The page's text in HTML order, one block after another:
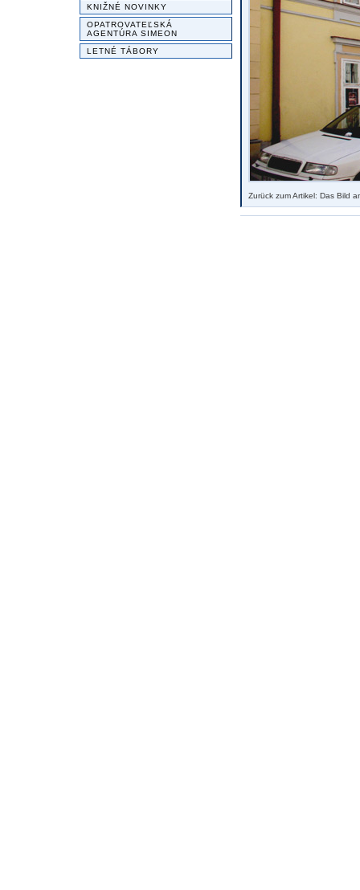
KNIŽNÉ NOVINKY
OPATROVATEĽSKÁ
AGENTÚRA SIMEON
LETNÉ TÁBORY
Zurück zum Artikel: Das Bild